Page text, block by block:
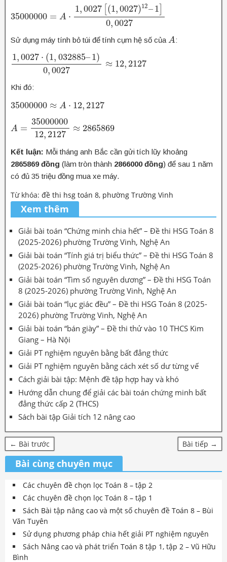
35000000 = A ⋅
1,0027 (1,0027)12–1
0,0027
35000000= A⋅1 ,0027[(1,0027)12–1]0,0027
Sử dụng máy tính bỏ túi để tính cụm hệ số của A
A :
1, 0027 ⋅ (1, 032885– 1)
0,0027
≈ 12, 2127
1,0027⋅(1,032885–1)0,0027 12 2127
Khi đó:
35000000 ≈ A ⋅ 12, 2127
35000000≈ A⋅12,2127
A =
35000000
12, 2127
≈ 2865869
A= 3500000012,2127≈ 2865869
Kết luận: Mỗi tháng anh Bắc cần gửi tích lũy khoảng
2865869 đồng (làm tròn thành 2866000 đồng) để sau 1 năm
có đủ 35 triệu đồng mua xe máy.
Từ khóa: đề thi hsg toán 8, phường Trường Vinh
Xem thêm
Giải bài toán “Chứng minh chia hết” – Đề thi HSG Toán 8
(2025-2026) phường Trường Vinh, Nghệ An
Giải bài toán “Tính giá trị biểu thức” – Đề thi HSG Toán 8
(2025-2026) phường Trường Vinh, Nghệ An
Giải bài toán “Tìm số nguyên dương” – Đề thi HSG Toán
8 (2025-2026) phường Trường Vinh, Nghệ An
Giải bài toán “lục giác đều” – Đề thi HSG Toán 8 (2025-
2026) phường Trường Vinh, Nghệ An
Giải bài toán “bán giày” – Đề thi thử vào 10 THCS Kim
Giang – Hà Nội
Giải PT nghiệm nguyên bằng bất đẳng thức
Giải PT nghiệm nguyên bằng cách xét số dư từng vế
Cách giải bài tập: Mệnh đề tập hợp hay và khó
Hướng dẫn chung để giải các bài toán chứng minh bất
đẳng thức cấp 2 (THCS)
Sách bài tập Giải tích 12 nâng cao
← Bài trước Bài tiếp →
Bài cùng chuyên mục
Các chuyên đề chọn lọc Toán 8 – tập 2
Các chuyên đề chọn lọc Toán 8 – tập 1
Sách Bài tập nâng cao và một số chuyên đề Toán 8 – Bùi
Văn Tuyên
Sử dụng phương pháp chia hết giải PT nghiệm nguyên
Sách Nâng cao và phát triển Toán 8 tập 1, tập 2 – Vũ Hữu
Bình